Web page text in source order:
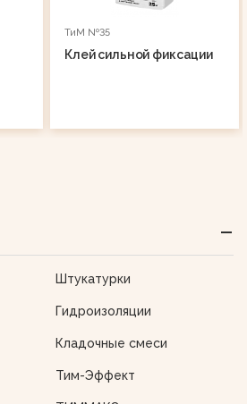
ТиМ №35
Клей сильной фиксации
Штукатурки
Гидроизоляции
Кладочные смеси
Тим-Эффект